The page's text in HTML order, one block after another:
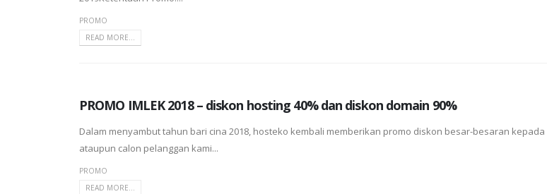
PROMO
READ MORE...
PROMO IMLEK 2018 – diskon hosting 40% dan diskon domain 90%
Dalam menyambut tahun bari cina 2018, hosteko kembali memberikan promo diskon besar-besaran
ataupun calon pelanggan kami...
PROMO
READ MORE...